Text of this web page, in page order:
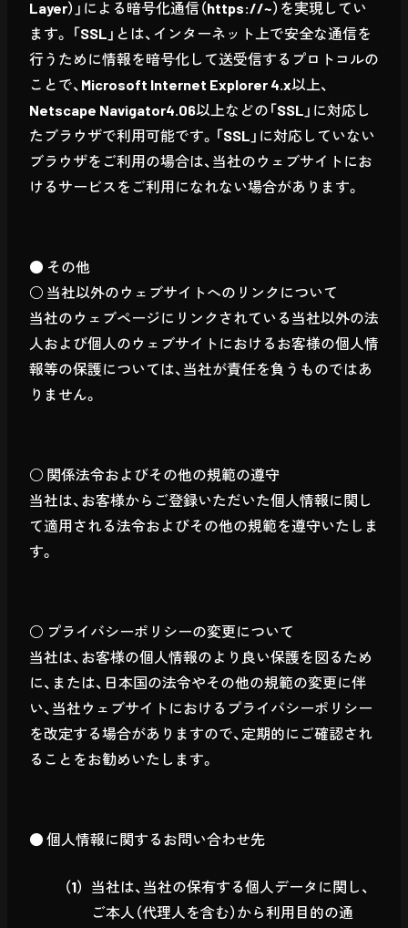
Layer）」による暗号化通信（https://~）を実現してい
ます。 「SSL」とは、インターネット上で安全な通信を
行うために情報を暗号化して送受信するプロトコルの
ことで、Microsoft Internet Explorer 4.x以上、
Netscape Navigator4.06以上などの「SSL」に対応し
たブラウザで利用可能です。「SSL」に対応していない
ブラウザをご利用の場合は、当社のウェブサイトにお
けるサービスをご利用になれない場合があります。
● その他
○ 当社以外のウェブサイトへのリンクについて
当社のウェブページにリンクされている当社以外の法
人および個人のウェブサイトにおけるお客様の個人情
報等の保護については、当社が責任を負うものではあ
りません。
○ 関係法令およびその他の規範の遵守
当社は、お客様からご登録いただいた個人情報に関し
て適用される法令およびその他の規範を遵守いたしま
す。
○ プライバシーポリシーの変更について
当社は、お客様の個人情報のより良い保護を図るため
に、または、日本国の法令やその他の規範の変更に伴
い、当社ウェブサイトにおけるプライバシーポリシー
を改定する場合がありますので、定期的にご確認され
ることをお勧めいたします。
● 個人情報に関するお問い合わせ先
当社は、当社の保有する個人データに関し、
ご本人（代理人を含む）から利用目的の通